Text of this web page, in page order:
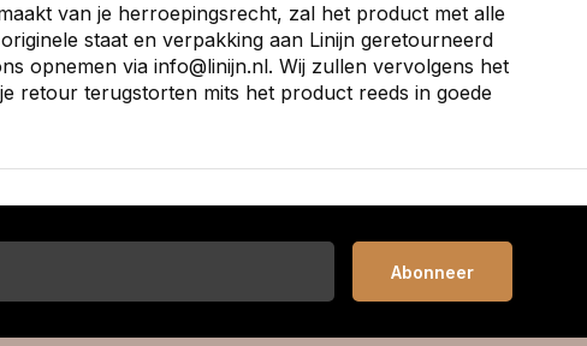
van je herroepingsrecht, zal het product met alle
staat en verpakking aan Linijn geretourneerd
opnemen via info@linijn.nl. Wij zullen vervolgens het
retour terugstorten mits het product reeds in goede
Abonneer